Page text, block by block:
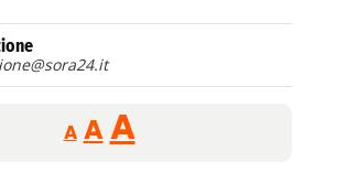
A
Reducir
tamaño
A Restablecer
tamaño
AAumentar